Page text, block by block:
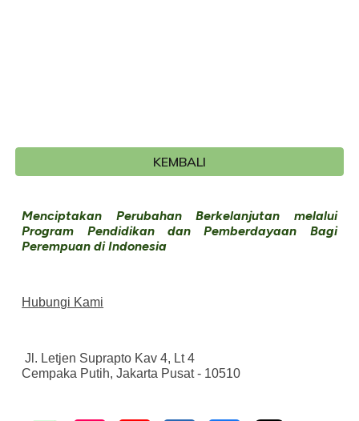
KEMBALI
Menciptakan Perubahan Berkelanjutan melalui
Program Pendidikan dan Pemberdayaan Bagi
Perempuan di Indonesia
Hubungi Kami
Jl. Letjen Suprapto Kav 4, Lt 4
Cempaka Putih, Jakarta Pusat - 10510